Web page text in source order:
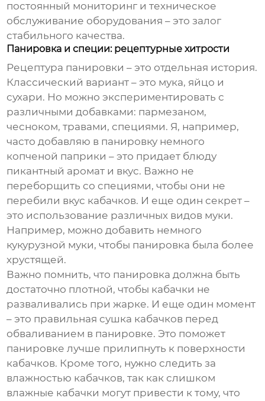
постоянный мониторинг и техническое
обслуживание оборудования – это залог
стабильного качества.
Панировка и специи: рецептурные хитрости
Рецептура панировки – это отдельная история.
Классический вариант – это мука, яйцо и
сухари. Но можно экспериментировать с
различными добавками: пармезаном,
чесноком, травами, специями. Я, например,
часто добавляю в панировку немного
копченой паприки – это придает блюду
пикантный аромат и вкус. Важно не
переборщить со специями, чтобы они не
перебили вкус кабачков. И еще один секрет –
это использование различных видов муки.
Например, можно добавить немного
кукурузной муки, чтобы панировка была более
хрустящей.
Важно помнить, что панировка должна быть
достаточно плотной, чтобы кабачки не
разваливались при жарке. И еще один момент
– это правильная сушка кабачков перед
обваливанием в панировке. Это поможет
панировке лучше прилипнуть к поверхности
кабачков. Кроме того, нужно следить за
влажностью кабачков, так как слишком
влажные кабачки могут привести к тому, что